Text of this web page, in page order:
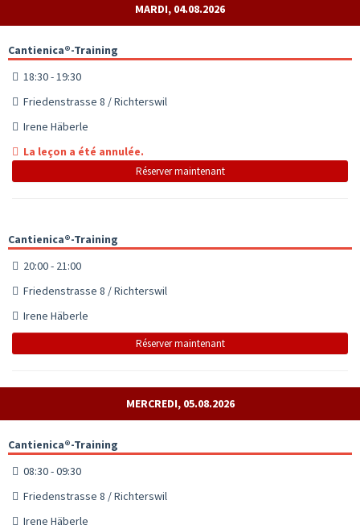
MARDI, 04.08.2026
Cantienica®-Training
18:30 - 19:30
Friedenstrasse 8 / Richterswil
Irene Häberle
La leçon a été annulée.
Réserver maintenant
Cantienica®-Training
20:00 - 21:00
Friedenstrasse 8 / Richterswil
Irene Häberle
Réserver maintenant
MERCREDI, 05.08.2026
Cantienica®-Training
08:30 - 09:30
Friedenstrasse 8 / Richterswil
Irene Häberle